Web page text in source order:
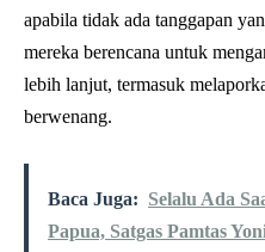
apabila tidak ada tanggapan
mereka berencana untuk
lebih lanjut, termasuk
berwenang.
Baca Juga: Selalu Ada
Papua, Satgas Pamtas